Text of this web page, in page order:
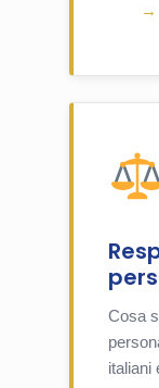
Cosa
italiani